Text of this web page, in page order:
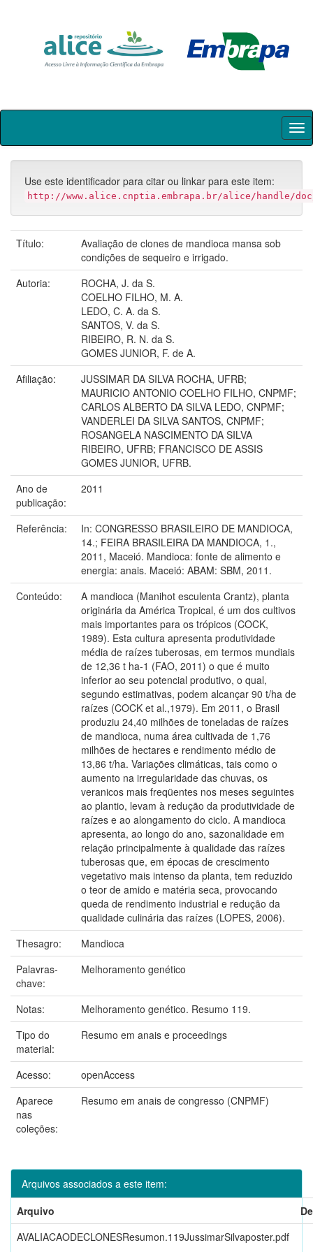
Skip
Use este identificador para citar ou linkar para este item:
http://www.alice.cnptia.embrapa.br/alice/handle/
Título:
Avaliação de clones de mandioca mansa sob
condições de sequeiro e irrigado.
Autoria:
ROCHA, J. da S.
COELHO FILHO, M. A.
LEDO, C. A. da S.
SANTOS, V. da S.
RIBEIRO, R. N. da S.
GOMES JUNIOR, F. de A.
Afiliação:
JUSSIMAR DA SILVA ROCHA, UFRB;
MAURICIO ANTONIO COELHO FILHO, CNPMF;
CARLOS ALBERTO DA SILVA LEDO, CNPMF;
VANDERLEI DA SILVA SANTOS, CNPMF;
ROSANGELA NASCIMENTO DA SILVA
RIBEIRO, UFRB; FRANCISCO DE ASSIS
GOMES JUNIOR, UFRB.
Ano de
publicação:
2011
Referência:
In: CONGRESSO BRASILEIRO DE MANDIOCA,
14.; FEIRA BRASILEIRA DA MANDIOCA, 1.,
2011, Maceió. Mandioca: fonte de alimento e
energia: anais. Maceió: ABAM: SBM, 2011.
Conteúdo:
A mandioca (Manihot esculenta Crantz), planta
originária da América Tropical, é um dos cultivos
mais importantes para os trópicos (COCK,
1989). Esta cultura apresenta produtividade
média de raízes tuberosas, em termos mundiais
de 12,36 t ha-1 (FAO, 2011) o que é muito
inferior ao seu potencial produtivo, o qual,
segundo estimativas, podem alcançar 90 t/ha de
raízes (COCK et al.,1979). Em 2011, o Brasil
produziu 24,40 milhões de toneladas de raízes
de mandioca, numa área cultivada de 1,76
milhões de hectares e rendimento médio de
13,86 t/ha. Variações climáticas, tais como o
aumento na irregularidade das chuvas, os
veranicos mais freqüentes nos meses seguintes
ao plantio, levam à redução da produtividade de
raízes e ao alongamento do ciclo. A mandioca
apresenta, ao longo do ano, sazonalidade em
relação principalmente à qualidade das raízes
tuberosas que, em épocas de crescimento
vegetativo mais intenso da planta, tem reduzido
o teor de amido e matéria seca, provocando
queda de rendimento industrial e redução da
qualidade culinária das raízes (LOPES, 2006).
Thesagro:
Mandioca
Palavras-
chave:
Melhoramento genético
Notas:
Melhoramento genético. Resumo 119.
Tipo do
material:
Resumo em anais e proceedings
Acesso:
openAccess
Aparece
nas
coleções:
Resumo em anais de congresso (CNPMF)
Arquivos associados a este item:
Arquivo
AVALIACAODECLONESResumon.119JussimarSilvaposter.pdf